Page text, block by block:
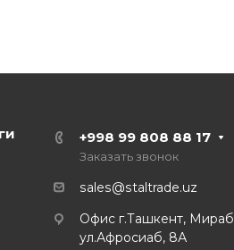
+998 99 808 88 17
Заказать звонок
sales@staltrade.uz
Офис г.Ташкент,
ул.Афросиаб, 8А